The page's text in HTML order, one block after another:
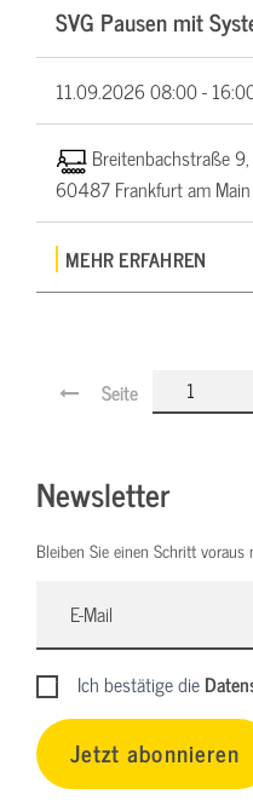
SVG Pausen mit
11.09.202608:00 -
Breitenbachstraße 9,
60487 Frankfurt am Main
MEHR ERFAHREN
Seite
Newsletter
Bleiben Sie einen Schritt
Ich bestätige die
Jetzt abonnieren